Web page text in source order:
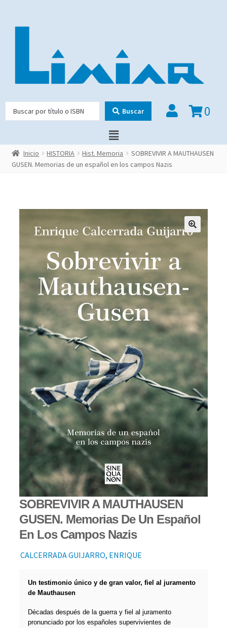
Buscar 0
Inicio HISTORIA Hist. Memoria
SOBREVIVIR A MAUTHAUSEN
GUSEN. Memorias de un español en los campos Nazis
SOBREVIVIR A MAUTHAUSEN
GUSEN. Memorias De Un Español
En Los Campos Nazis
CALCERRADA GUIJARRO, ENRIQUE
Un testimonio único y de gran valor, fiel al juramento
de Mauthausen
Décadas después de la guerra y fiel al juramento
pronunciado por los españoles supervivientes de